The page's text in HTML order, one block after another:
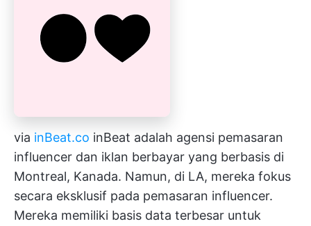
via inBeat.co inBeat adalah agensi pemasaran
influencer dan iklan berbayar yang berbasis di
Montreal, Kanada. Namun, di LA, mereka fokus
secara eksklusif pada pemasaran influencer.
Mereka memiliki basis data terbesar untuk